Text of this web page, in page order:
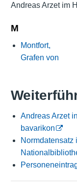
Andreas Arzet im
M
Montfort,
Grafen von
Andreas Arzet
bavarikon
Normdatensatz